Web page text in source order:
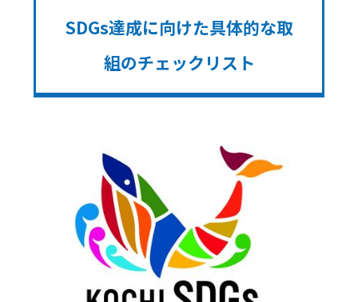
SDGs達成に向けた具体的な取
組のチェックリスト